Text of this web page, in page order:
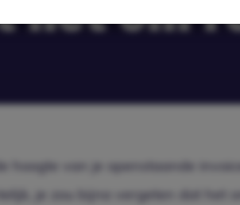
het om
hoogte van je openstaande
je zou bijna vergeten dat het